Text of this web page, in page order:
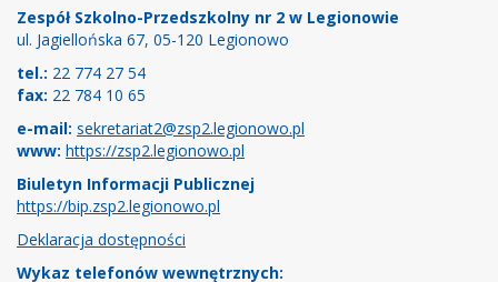
Zespół Szkolno-Przedszkolny nr 2 w Legionowie
ul. Jagiellońska 67, 05-120 Legionowo
tel.: 22 774 27 54
fax: 22 784 10 65
e-mail: sekretariat2@zsp2.legionowo.pl
www: https://zsp2.legionowo.pl
Biuletyn Informacji Publicznej
https://bip.zsp2.legionowo.pl
Deklaracja dostępności
Wykaz telefonów wewnętrznych: